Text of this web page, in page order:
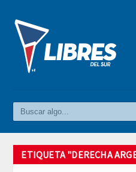
ETIQUETA "DERECHA